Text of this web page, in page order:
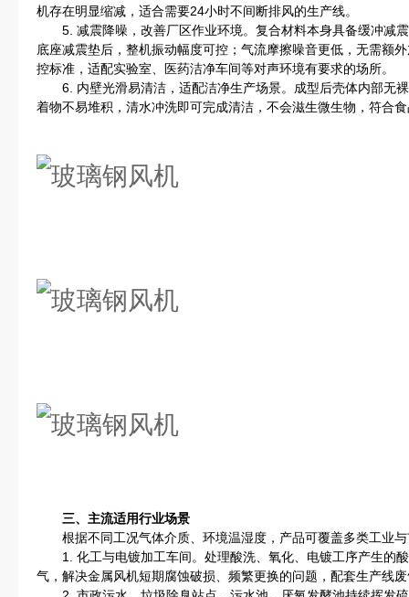
机存在明显缩减，适合需要24小时不间断排风的生产线。
5. 减震降噪，改善厂区作业环境。复合材料本身具备缓冲减
底座减震垫后，整机振动幅度可控；气流摩擦噪音更低，无需额
控标准，适配实验室、医药洁净车间等对声环境有要求的场所。
6. 内壁光滑易清洁，适配洁净生产场景。成型后壳体内部无
着物不易堆积，清水冲洗即可完成清洁，不会滋生微生物，符合
三、主流适用行业场景
根据不同工况气体介质、环境温湿度，产品可覆盖多类工业与
1. 化工与电镀加工车间。处理酸洗、氧化、电镀工序产生的
气，解决金属风机短期腐蚀破损、频繁更换的问题，配套生产线